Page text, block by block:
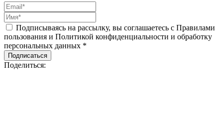
Подписываясь на рассылку, вы соглашаетесь с Правилами
пользования и Политикой конфиденциальности и обработку
персональных данных *
Подписаться
Поделиться: